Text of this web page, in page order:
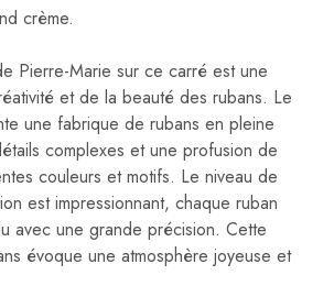
crème.
Pierre-Marie sur ce carré est une
et de la beauté des rubans. Le
une fabrique de rubans en pleine
complexes et une profusion de
couleurs et motifs. Le niveau de
est impressionnant, chaque ruban
avec une grande précision. Cette
évoque une atmosphère joyeuse et